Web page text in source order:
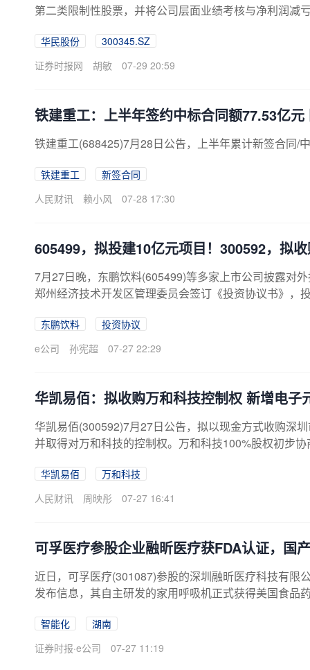
第二类限制性股票，并将公司层面业绩考核与净利润减
硅部件产品收入分别不低于600万元、3000万元、
业务拓展直接绑定。据了解，2025年华民股份依托单
华民股份
300345.SZ
证券时报网
胡敏 07-29 20:59
铁建重工：上半年签约中标合同额77.53亿
铁建重工(688425)7月28日公告，上半年累计新签合同/
铁建重工
新签合同
人民财讯
赖小风 07-28 17:30
605499，拟投建10亿元项目！300592，拟
7月27日晚，东鹏饮料(605499)等多家上市公司披露对
郑州经济技术开发区管理委员会签订《投资协议书》，
亿元，专项负责推进、实施所投资项目。据介绍，东鹏
选址用地位于郑州经济技术开发区，拟用247.8亩工业
东鹏饮料
投资协议
e公司
孙宪超 07-27 22:29
华凯易佰：拟收购万和科技控制权 新增电子
华凯易佰(300592)7月27日公告，拟以现金方式收购深
并取得对万和科技的控制权。万和科技100%股权初步
入占其营业收入的比例约95%。
华凯易佰
万和科技
人民财讯
周映彤 07-27 16:41
可孚医疗参股企业融昕医疗获FDA认证，国
近日，可孚医疗(301087)参股的深圳融昕医疗科技有限
发布信息，其自主研发的家用呼吸机正式获得美国食品
新、质量管理和国际认证方面取得的新突破。2025年
股融昕医疗30%股权，双方围绕呼吸健康领域开展产业
智能化
湖南
证券时报·e公司
07-27 11:19